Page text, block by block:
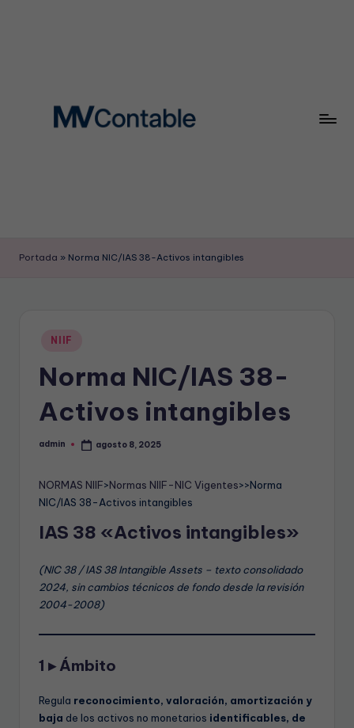
V
A
B
Portada » Norma NIC/IAS 38-Activos intangibles
Publicado
NIIF
Norma NIC/IAS 38-
Activos intangibles
Publicado
admin agosto 8, 2025
NORMAS NIIF>Normas NIIF-NIC Vigentes>>Norma
NIC/IAS 38-Activos intangibles
IAS 38 «Activos intangibles»
(NIC 38 / IAS 38 Intangible Assets – texto consolidado
2024, sin cambios técnicos de fondo desde la revisión
2004-2008)
1 ▸ Ámbito
Regula reconocimiento, valoración, amortización y
baja de los activos no monetarios identificables, de